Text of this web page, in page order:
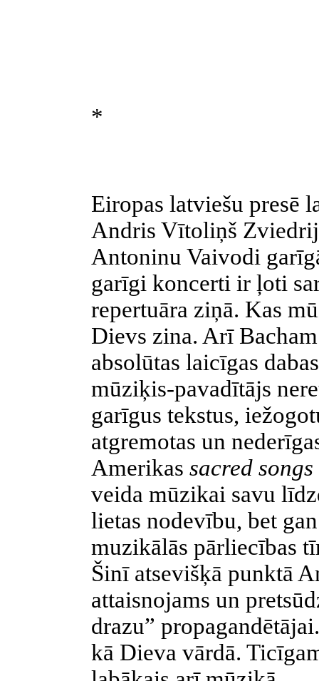
*
Eiropas latviešu presē
Andris Vītoliņš
Antoninu Vaivodi
garīgi koncerti ir ļoti
repertuāra ziņā. Kas
Dievs zina. Arī
absolūtas laicīgas
mūziķis-pavadītājs
garīgus tekstus,
atgremotas un
Amerikas sacred songs
veida mūzikai savu
lietas nodevību, bet
muzikālās pārliecības
Šinī atsevišķā punktā
attaisnojams un
drazu”
kā Dieva vārdā.